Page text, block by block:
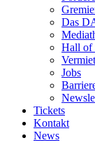
Das
Hall of
Jobs
Tickets
Kontakt
News